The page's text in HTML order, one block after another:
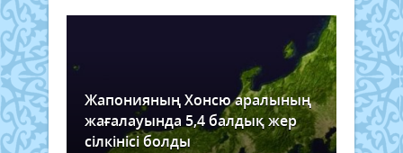
Жапонияның Хонсю аралының
жағалауында 5,4 балдық жер
сілкінісі болды